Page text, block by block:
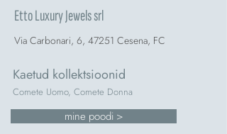
Etto Luxury Jewels srl
Via Carbonari, 6, 47251 Cesena, FC
Kaetud kollektsioonid
Comete Uomo, Comete Donna
mine poodi >